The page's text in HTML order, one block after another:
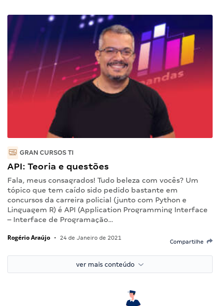
GRAN CURSOS TI
API: Teoria e questões
Fala, meus consagrados! Tudo beleza com vocês? Um
tópico que tem caído sido pedido bastante em
concursos da carreira policial (junto com Python e
Linguagem R) é API (Application Programming Interface
– Interface de Programação…
Rogério Araújo • 24 de Janeiro de 2021
Compartilhe
ver mais conteúdo